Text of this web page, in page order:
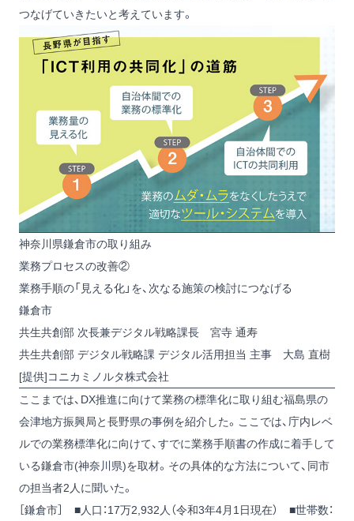
つなげていきたいと考えています。
神奈川県鎌倉市の取り組み
業務プロセスの改善②
業務手順の「見える化」を、次なる施策の検討につなげる
鎌倉市
共生共創部 次長兼デジタル戦略課長 宮寺 通寿
共生共創部 デジタル戦略課 デジタル活用担当 主事 大島 直樹
[提供]コニカミノルタ株式会社
ここまでは、DX推進に向けて業務の標準化に取り組む福島県の
会津地方振興局と長野県の事例を紹介した。ここでは、庁内レベ
ルでの業務標準化に向けて、すでに業務手順書の作成に着手して
いる鎌倉市(神奈川県)を取材。その具体的な方法について、同市
の担当者2人に聞いた。
［鎌倉市］ ■人口：17万2,932人（令和3年4月1日現在） ■世帯数：